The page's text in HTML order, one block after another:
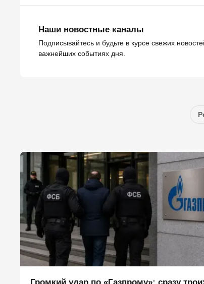
Наши новостные каналы
Подписывайтесь и будьте в курсе свежих
важнейших событиях дня.